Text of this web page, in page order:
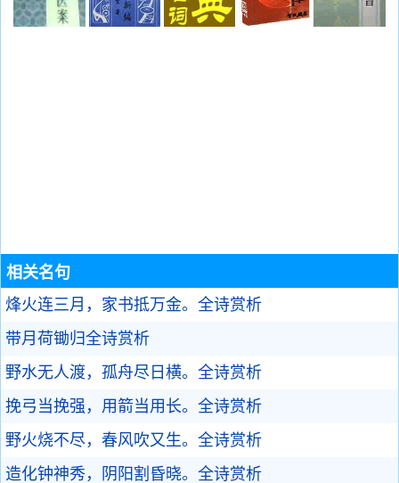
相关名句
烽火连三月，家书抵万金。 全诗赏析
带月荷锄归全诗赏析
野水无人渡，孤舟尽日横。 全诗赏析
挽弓当挽强，用箭当用长。 全诗赏析
野火烧不尽，春风吹又生。 全诗赏析
造化钟神秀，阴阳割昏晓。 全诗赏析